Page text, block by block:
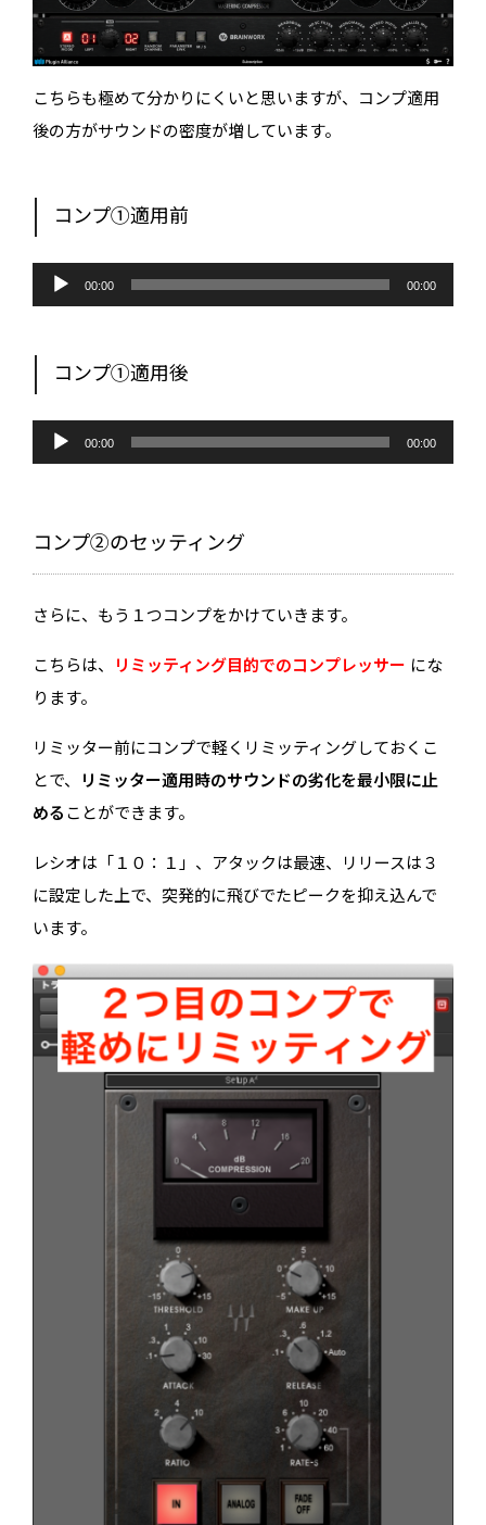
こちらも極めて分かりにくいと思いますが、コンプ適用
後の方がサウンドの密度が増しています。
コンプ①適用前
音
プ
ヤ
00:00 00:00
コンプ①適用後
音
プ
00:00 00:00
コンプ②のセッティング
さらに、もう１つコンプをかけていきます。
こちらは、 リミッティング目的でのコンプレッサー にな
ります。
リミッター前にコンプで軽くリミッティングしておくこ
とで、
リミッター適用時のサウンドの劣化を最小限に止
めることができます。
レシオは「１０：１」、アタックは最速、リリースは３
に設定した上で、突発的に飛びでたピークを抑え込んで
います。